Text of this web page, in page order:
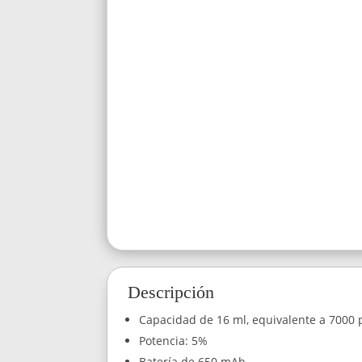
Descripción
Capacidad de 16 ml, equivalente a 7000
Potencia: 5%